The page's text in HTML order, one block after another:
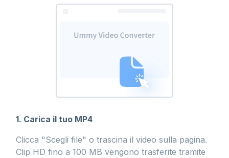
1. Carica il tuo MP4
Clicca "Scegli file" o trascina il video sulla pagina.
Clip HD fino a 100 MB vengono trasferite tramite